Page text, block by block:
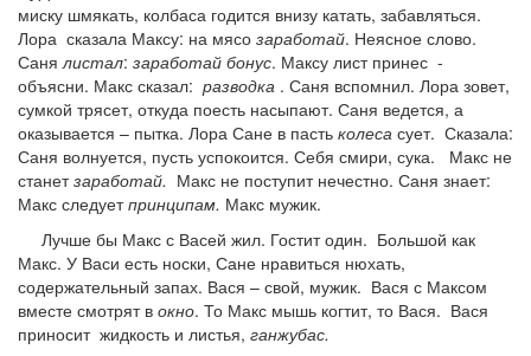
миску шмякать, колбаса годится внизу катать, забавляться.
Лора сказала Максу: на мясо заработай. Неясное слово.
Санялистал: заработай бонус. Максу лист принес -
объясни. Макс сказал: разводка . Саня вспомнил. Лора зовет,
сумкой трясет, откуда поесть насыпают. Саня ведется, а
оказывается – пытка. Лора Сане в пасть колеса сует. Сказала:
Саня волнуется, пусть успокоится. Себя смири, сука. Макс не
станетзаработай. Макс не поступит нечестно. Саня знает:
Макс следуетпринципам. Макс мужик.
Лучше бы Макс с Васей жил. Гостит один. Большой как
Макс. У Васи есть носки, Сане нравиться нюхать,
содержательный запах. Вася – свой, мужик. Вася с Максом
вместе смотрят в окно. То Макс мышь когтит, то Вася. Вася
приносит жидкость и листья, ганжубас.